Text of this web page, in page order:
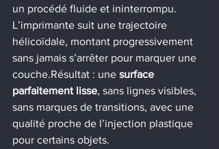
un procédé fluide et ininterrompu.
L’imprimante suit une trajectoire
hélicoïdale, montant progressivement
sans jamais s’arrêter pour marquer une
couche.Résultat : une surface
parfaitement lisse, sans lignes visibles,
sans marques de transitions, avec une
qualité proche de l’injection plastique
pour certains objets.